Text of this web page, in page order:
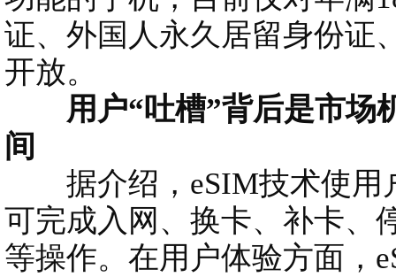
证、外国人永久居留身份证
开放。
用户“吐槽”背后是市场
间
据介绍，eSIM技术使用
可完成入网、换卡、补卡、
等操作。在用户体验方面，